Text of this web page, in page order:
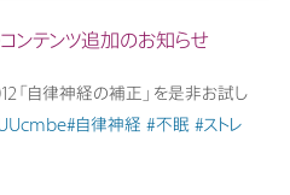
ンテンツ追加のお知らせ
「自律神経の補正」を是非お試し
#自律神経 #不眠 #ストレ